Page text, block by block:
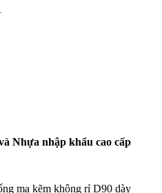
Nhựa nhập khẩu cao cấp
mạ kẽm không rỉ D90 dày